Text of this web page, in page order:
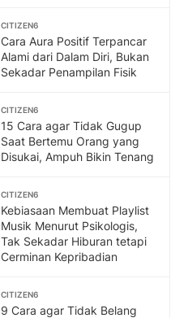
CITIZEN6
Cara Aura Positif Terpancar
Alami dari Dalam Diri, Bukan
Sekadar Penampilan Fisik
CITIZEN6
15 Cara agar Tidak Gugup
Saat Bertemu Orang yang
Disukai, Ampuh Bikin Tenang
CITIZEN6
Kebiasaan Membuat Playlist
Musik Menurut Psikologis,
Tak Sekadar Hiburan tetapi
Cerminan Kepribadian
CITIZEN6
9 Cara agar Tidak Belang